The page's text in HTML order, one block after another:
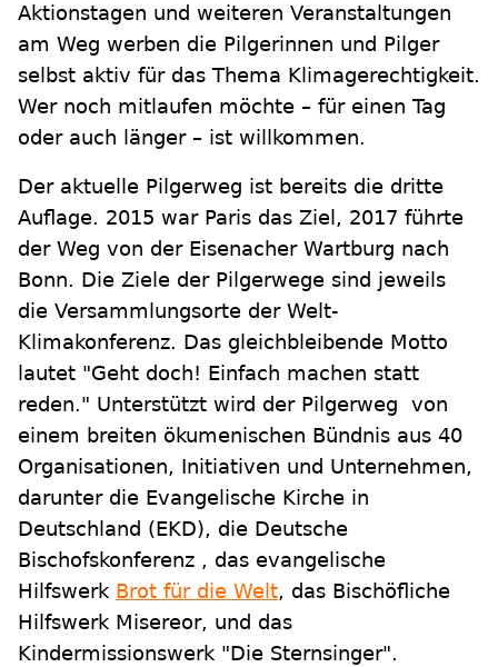
Aktionstagen und weiteren Veranstaltungen
am Weg werben die Pilgerinnen und Pilger
selbst aktiv für das Thema Klimagerechtigkeit.
Wer noch mitlaufen möchte – für einen Tag
oder auch länger – ist willkommen.
Der aktuelle Pilgerweg ist bereits die dritte
Auflage. 2015 war Paris das Ziel, 2017 führte
der Weg von der Eisenacher Wartburg nach
Bonn. Die Ziele der Pilgerwege sind jeweils
die Versammlungsorte der Welt-
Klimakonferenz. Das gleichbleibende Motto
lautet "Geht doch! Einfach machen statt
reden." Unterstützt wird der Pilgerweg von
einem breiten ökumenischen Bündnis aus 40
Organisationen, Initiativen und Unternehmen,
darunter die Evangelische Kirche in
Deutschland (EKD), die Deutsche
Bischofskonferenz , das evangelische
Hilfswerk Brot für die Welt, das Bischöfliche
Hilfswerk Misereor, und das
Kindermissionswerk "Die Sternsinger".